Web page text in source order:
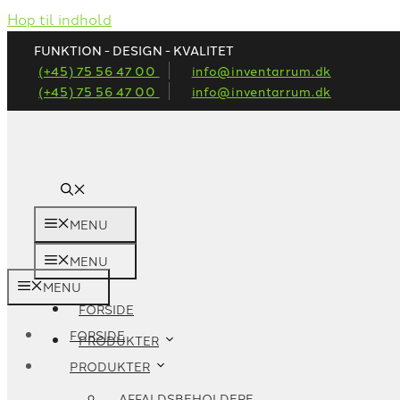
Hop til indhold
FUNKTION - DESIGN - KVALITET
(+45) 75 56 47 00
info@inventarrum.dk
(+45) 75 56 47 00
info@inventarrum.dk
MENU
MENU
FORSIDE
PRODUKTER
MENU
FORSIDE
PRODUKTER